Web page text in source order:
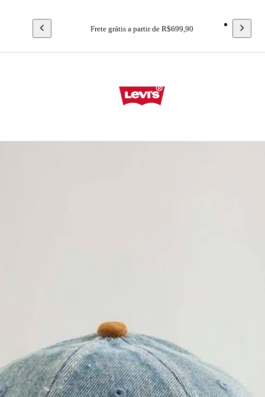
Frete grátis a partir de R$699,90